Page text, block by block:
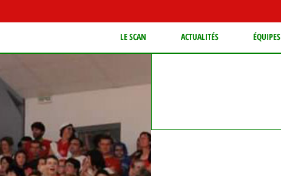
LE SCAN ACTUALITÉS ÉQUIPES